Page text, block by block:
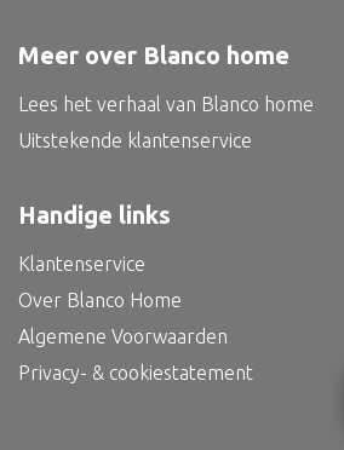
Alle oosterse meubels
Oosterse kast
Oosterse tafel
Meer over Blanco home
Lees het verhaal van Blanco home
Uitstekende klantenservice
Handige links
Klantenservice
Over Blanco Home
Algemene Voorwaarden
Privacy- & cookiestatement